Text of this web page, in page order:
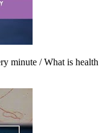
minute / What is health